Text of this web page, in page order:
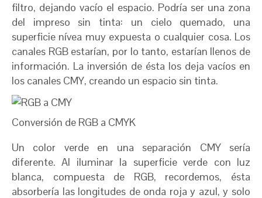
filtro, dejando vacío el espacio. Podría ser una zona
del impreso sin tinta: un cielo quemado, una
superficie nívea muy expuesta o cualquier cosa. Los
canales RGB estarían, por lo tanto, estarían llenos de
información. La inversión de ésta los deja vacíos en
los canales CMY, creando un espacio sin tinta.
Conversión de RGB a CMYK
Un color verde en una separación CMY sería
diferente. Al iluminar la superficie verde con luz
blanca, compuesta de RGB, recordemos, ésta
absorbería las longitudes de onda roja y azul, y solo